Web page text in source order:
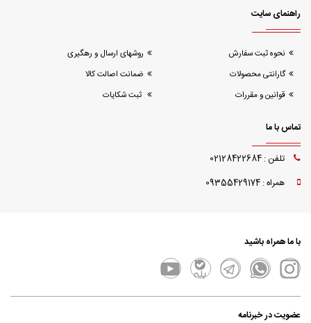
راهنمای سایت
نحوه ثبت سفارش
روشهای ارسال و رهگیری
گارانتی محصولات
ضمانت اصالت کالا
قوانین و مقررات
ثبت شکایات
تماس با ما
تلفن : 02128422684
همراه : 09355429174
با ما همراه باشید
عضویت در خبرنامه